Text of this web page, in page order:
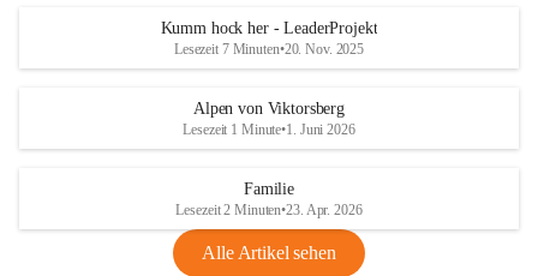
Kumm hock her - LeaderProjekt
Lesezeit 7 Minuten•20. Nov. 2025
Alpen von Viktorsberg
Lesezeit 1 Minute•1. Juni 2026
Familie
Lesezeit 2 Minuten•23. Apr. 2026
Alle Artikel sehen